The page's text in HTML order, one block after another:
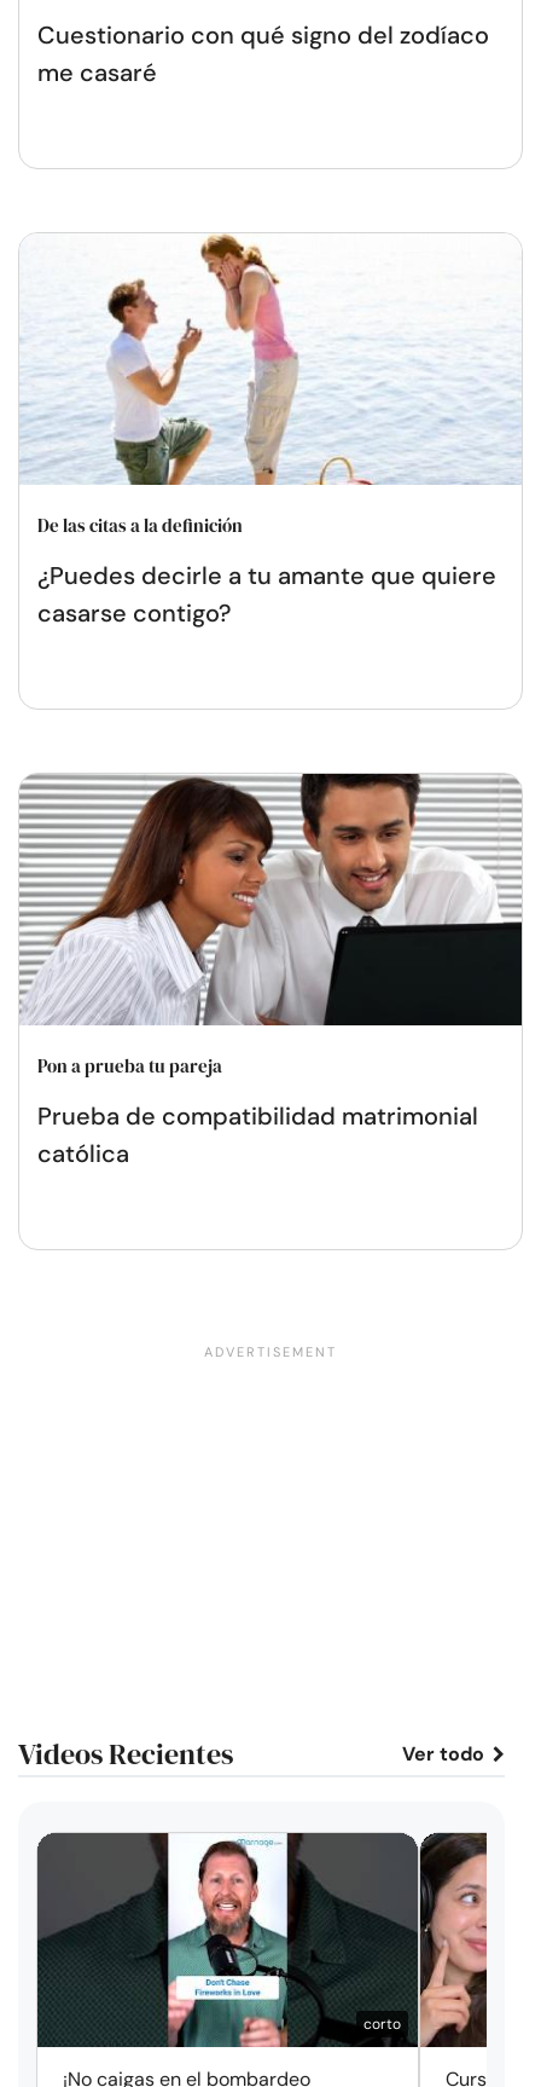
Cuestionario con qué signo del zodíaco
me casaré
De las citas a la definición
¿Puedes decirle a tu amante que quiere
casarse contigo?
Pon a prueba tu pareja
Prueba de compatibilidad matrimonial
católica
Videos Recientes Ver todo
corto
¡No caigas en el bombardeo Cursos